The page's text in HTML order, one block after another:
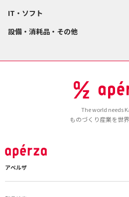
IT・ソフト
設備・消耗品・その他
The world needs
ものづくり産業を世
アペルザ